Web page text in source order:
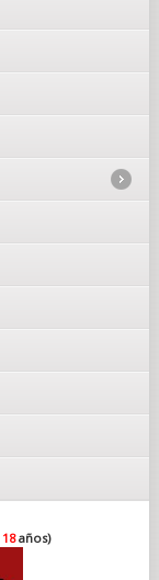
18años)